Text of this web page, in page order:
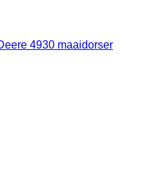
4930 maaidorser